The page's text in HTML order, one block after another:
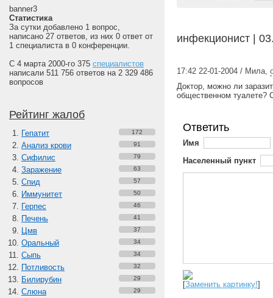
banner3
Статистика
За сутки добавлено 1 вопрос,
написано 27 ответов, из них 0 ответ от
1 специалиста в 0 конференции.
С 4 марта 2000-го 375 специалистов
написали 511 756 ответов на 2 329 486
вопросов
Рейтинг жалоб
Гепатит 172
Анализ крови 91
Сифилис 79
Заражение 63
Спид 57
Иммунитет 50
Герпес 46
Печень 41
Цмв 37
Оральный 34
Сыпь 34
Потливость 32
Билирубин 29
Слюна 29
инфекционист |
17:42 22-01-2004 / Мила,
Доктор, можно ли
общественном туалете?
Ответить
Имя
Населенный пункт
[Заменить картинку!]